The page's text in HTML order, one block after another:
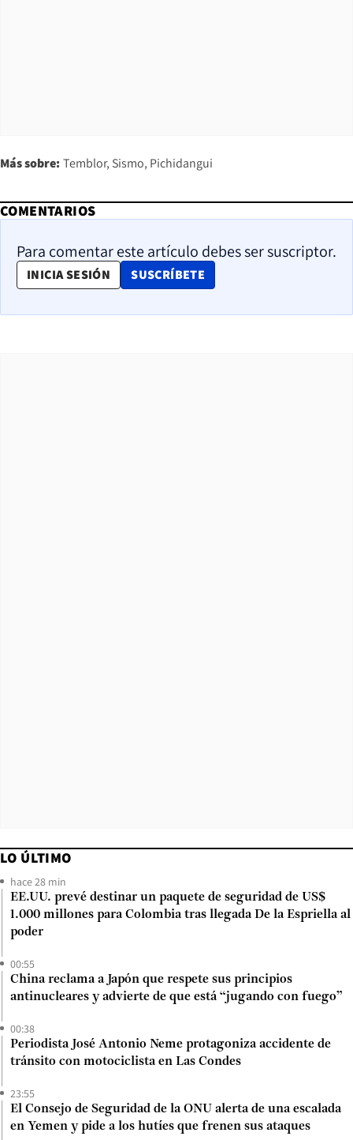
Más sobre: Temblor Sismo Pichidangui
COMENTARIOS
Para comentar este artículo debes ser suscriptor.
INICIA SESIÓN SUSCRÍBETE
OPENS IN NEW WINDOW
LO ÚLTIMO
hace 28 min
EE.UU. prevé destinar un paquete de seguridad de US$
1.000 millones para Colombia tras llegada De la Espriella al
poder
00:55
China reclama a Japón que respete sus principios
antinucleares y advierte de que está “jugando con fuego”
00:38
Periodista José Antonio Neme protagoniza accidente de
tránsito con motociclista en Las Condes
23:55
El Consejo de Seguridad de la ONU alerta de una escalada
en Yemen y pide a los hutíes que frenen sus ataques